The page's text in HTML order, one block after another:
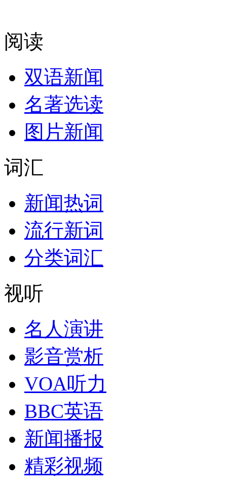
阅读
双语新闻
名著选读
图片新闻
词汇
新闻热词
流行新词
分类词汇
视听
名人演讲
影音赏析
VOA听力
BBC英语
新闻播报
精彩视频